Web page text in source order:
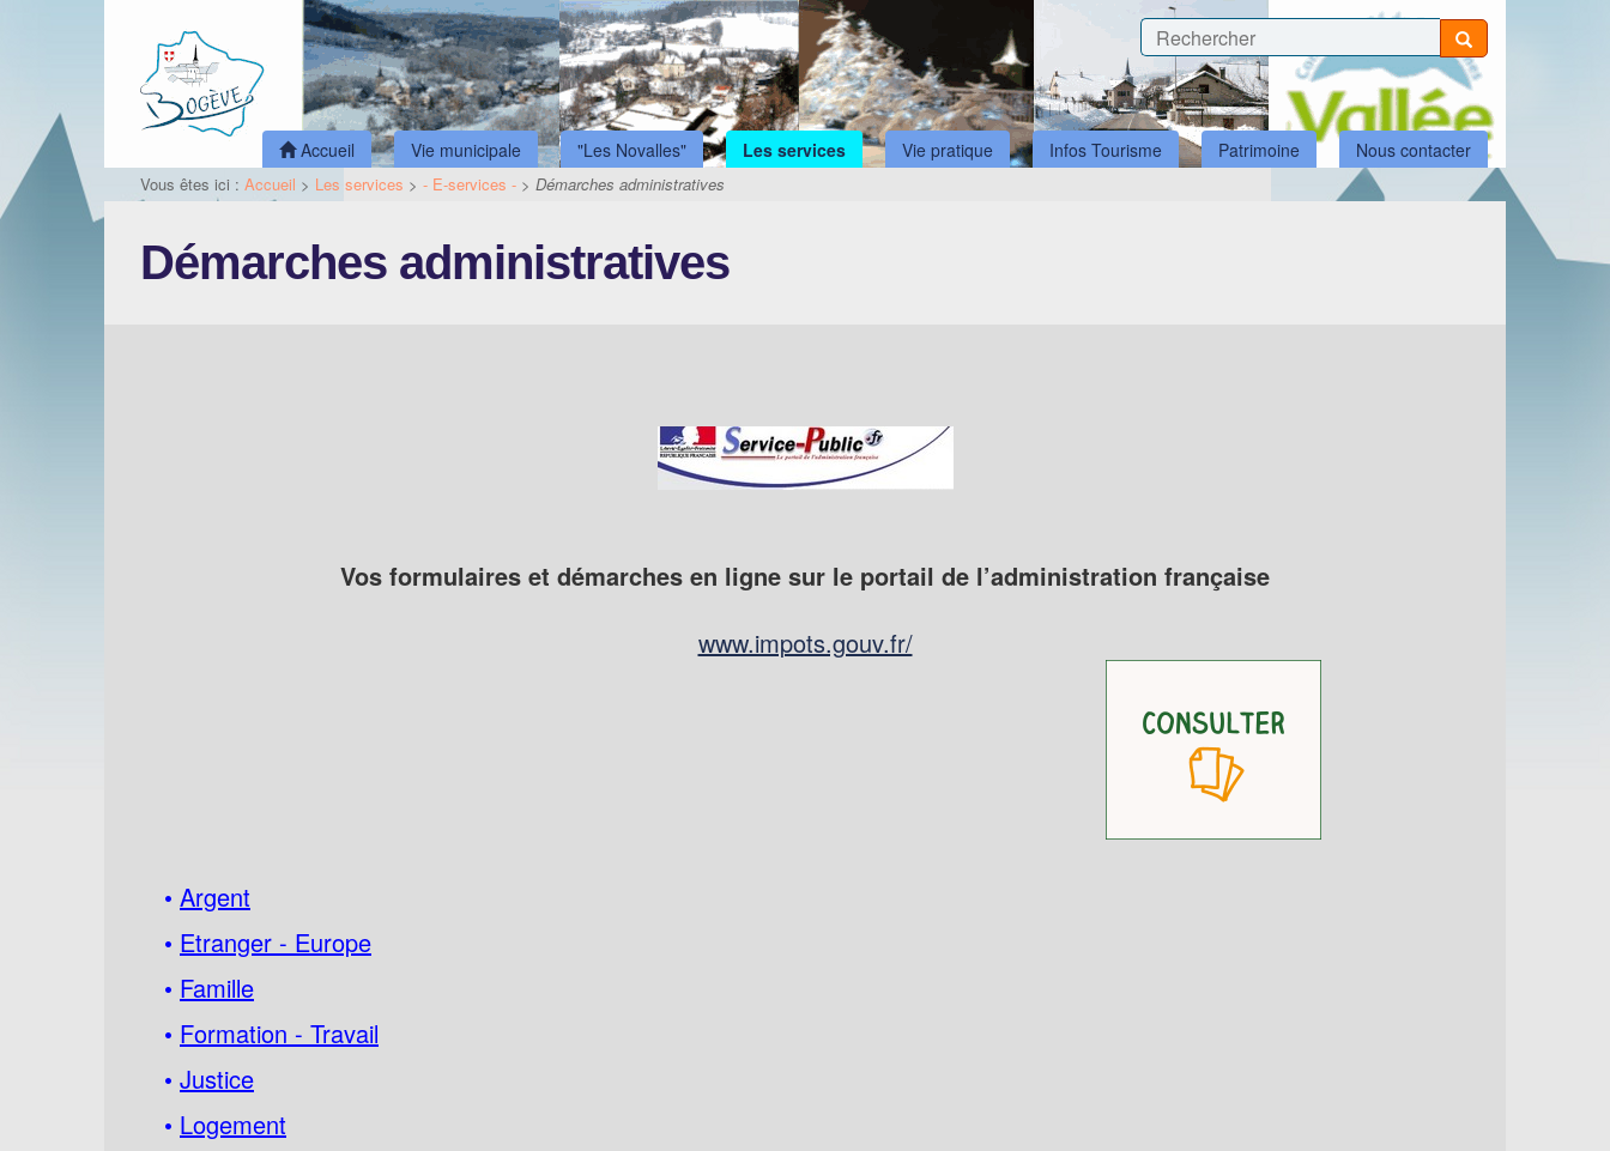
Accueil Vie municipale "Les Novalles" Les services Vie pratique Infos Tourisme Patrimoine Nous contacter
Vous êtes ici : Accueil > Les services > - E-services - > Démarches administratives
Démarches administratives
Vos formulaires et démarches en ligne sur le portail de l’administration française
www.impots.gouv.fr/
• Argent
• Etranger - Europe
• Famille
• Formation - Travail
• Justice
• Logement